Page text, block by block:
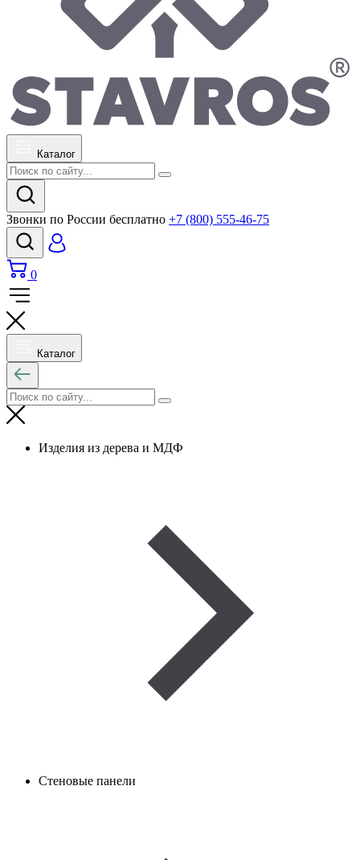
Каталог
Звонки по России бесплатно +7 (800) 555-46-75
0
Каталог
Изделия из дерева и МДФ
Стеновые панели